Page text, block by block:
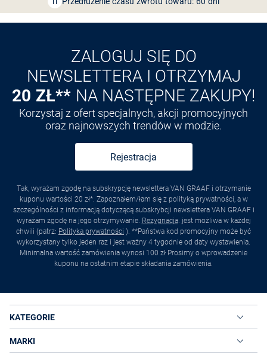
Odkryj aplikację VANGRAAF
ZALOGUJ SIĘ DO
NEWSLETTERA I OTRZYMAJ
20 ZŁ** NA NASTĘPNE ZAKUPY!
Korzystaj z ofert specjalnych, akcji promocyjnych
oraz najnowszych trendów w modzie.
Rejestracja
Tak, wyrażam zgodę na subskrypcję newslettera VAN GRAAF i otrzymanie
kuponu wartości 20 zł*. Zapoznałem/łam się z polityką prywatności, a w
szczególności z informacją dotyczącą subskrybcji newslettera VAN GRAAF i
wyrażam zgodę na jego otrzymywanie. Rezygnacja. jest możliwa w każdej
chwili (patrz: Polityka prywatności ). **Państwa kod promocyjny może być
wykorzystany tylko jeden raz i jest ważny 4 tygodnie od daty wystawienia.
Minimalna wartość zamówienia wynosi 100 zł Prosimy o wprowadzenie
kuponu na ostatnim etapie składania zamówienia.
KATEGORIE
MARKI